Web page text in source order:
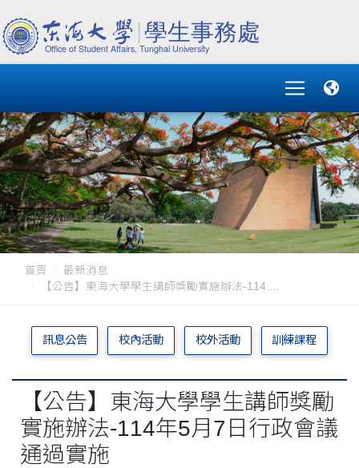
首頁
最新消息
【公告】東海大學學生講師獎勵實施辦法-114....
訊息公告 校內活動 校外活動 訓練課程
【公告】東海大學學生講師獎勵
實施辦法-114年5月7日行政會議
通過實施